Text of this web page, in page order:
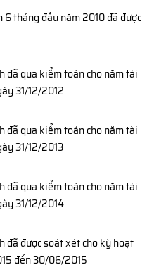
6 tháng đầu năm 2010 đã được
đã qua kiểm toán cho năm tài
31/12/2012
đã qua kiểm toán cho năm tài
31/12/2013
đã qua kiểm toán cho năm tài
31/12/2014
đã được soát xét cho kỳ hoạt
đến 30/06/2015